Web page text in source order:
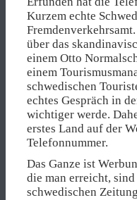
Kurzem echte
über das
einem Otto
einem
schwedischen
echtes Gespräch in
wichtiger werde.
erstes Land auf der
Telefonnummer.
Das Ganze ist
die man erreicht,
schwedischen Zeitung